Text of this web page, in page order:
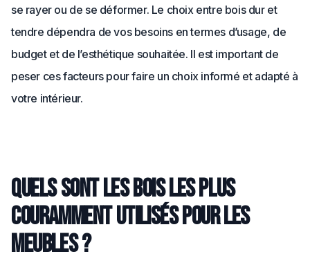
se rayer ou de se déformer. Le choix entre bois dur et
tendre dépendra de vos besoins en termes d’usage, de
budget et de l’esthétique souhaitée. Il est important de
peser ces facteurs pour faire un choix informé et adapté à
votre intérieur.
Quels sont les bois les plus
couramment utilisés pour les
meubles ?